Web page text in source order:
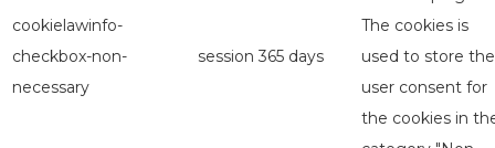
cookielawinfo-
checkbox-non-
necessary
session 365 days
The cookies is
used to store the
user consent for
the cookies in